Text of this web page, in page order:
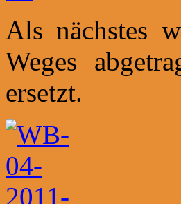
Als nächstes
Weges
ersetzt.